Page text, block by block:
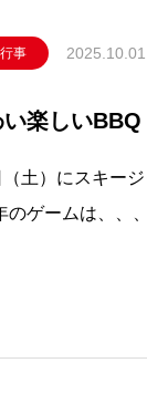
事 2025.10.01
楽しいBBQ
土）にスキー
のゲームは、、